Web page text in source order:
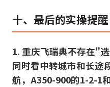
十、最后的实操提醒
1. 重庆飞瑞典不存在"
同时看中转城市和长途
航，A350-900的1-2-1